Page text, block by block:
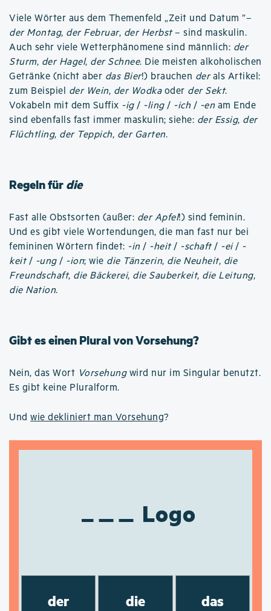
Viele Wörter aus dem Themenfeld „Zeit und Datum ”–
der Montag, der Februar, der Herbst– sind maskulin.
Auch sehr viele Wetterphänomene sind männlich: der
Sturm, der Hagel, der Schnee. Die meisten alkoholischen
Getränke (nicht aber das Bier!) brauchen derals Artikel:
zum Beispiel der Wein, der Wodkaoder der Sekt.
Vokabeln mit dem Suffix -ig/ -ling/ -ich / -en am Ende
sind ebenfalls fast immer maskulin; siehe: der Essig, der
Flüchtling, der Teppich, der Garten.
Regeln fürdie
Fast alle Obstsorten (außer: der Apfel!) sind feminin.
Und es gibt viele Wortendungen, die man fast nur bei
femininen Wörtern findet: -in / -heit/ -schaft/ -ei/ -
keit/ -ung/ -ion; wie die Tänzerin, die Neuheit, die
Freundschaft, die Bäckerei, die Sauberkeit, die Leitung,
die Nation.
Gibt es einen Plural von Vorsehung?
Nein, das Wort Vorsehungwird nur im Singular benutzt.
Es gibt keine Pluralform.
Und wie dekliniert man Vorsehung?
Logo
der die das